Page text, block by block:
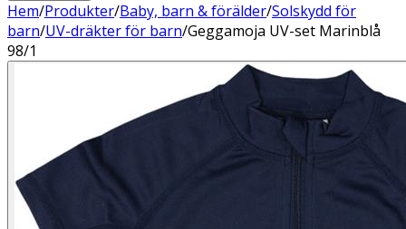
Hem/Produkter/Baby, barn & förälder/Solskydd för
barn/UV-dräkter för barn/Geggamoja UV-set Marinblå
98/1